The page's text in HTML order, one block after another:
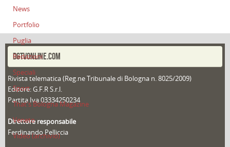
News
Portfolio
Puglia
Redazioni
Speciali
Sport
That's Bologna Magazine
Veneto
Video (archivio)
DGTVONLINE.COM
Rivista telematica (Reg.ne Tribunale di Bologna n. 8025/2009)
Editore: G.F.R S.r.l.
Partita Iva 03334250234
Direttore responsabile
Ferdinando Pelliccia